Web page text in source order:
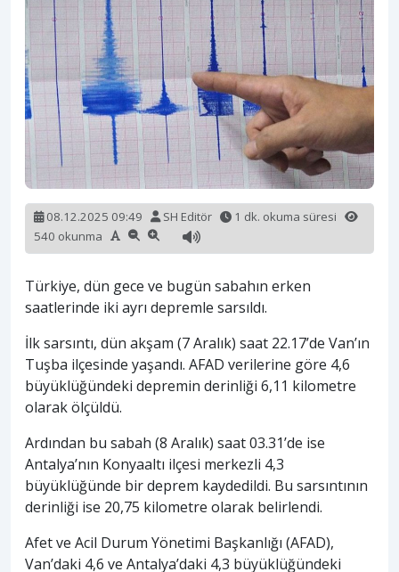
08.12.2025 09:49 SH Editör
1 dk. okuma süresi
540 okunma
Türkiye, dün gece ve bugün sabahın erken
saatlerinde iki ayrı depremle sarsıldı.
İlk sarsıntı, dün akşam (7 Aralık) saat 22.17’de Van’ın
Tuşba ilçesinde yaşandı. AFAD verilerine göre 4,6
büyüklüğündeki depremin derinliği 6,11 kilometre
olarak ölçüldü.
Ardından bu sabah (8 Aralık) saat 03.31’de ise
Antalya’nın Konyaaltı ilçesi merkezli 4,3
büyüklüğünde bir deprem kaydedildi. Bu sarsıntının
derinliği ise 20,75 kilometre olarak belirlendi.
Afet ve Acil Durum Yönetimi Başkanlığı (AFAD),
Van’daki 4,6 ve Antalya’daki 4,3 büyüklüğündeki